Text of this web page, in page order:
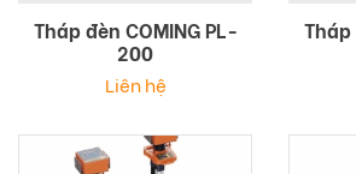
Tháp đèn COMING PL-
200
Liên hệ
Tháp